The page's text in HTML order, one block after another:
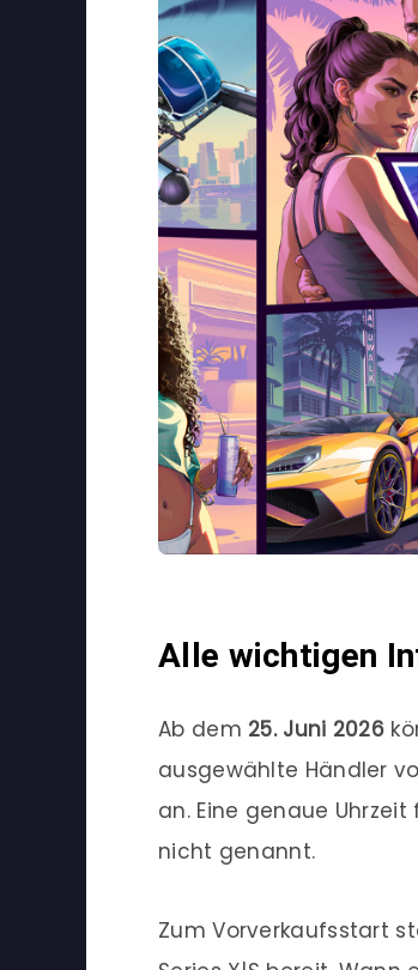
Alle wichtigen
Ab dem 25. Juni 2026
ausgewählte Händler
an. Eine genaue
nicht genannt.
Zum Vorverkaufsstart